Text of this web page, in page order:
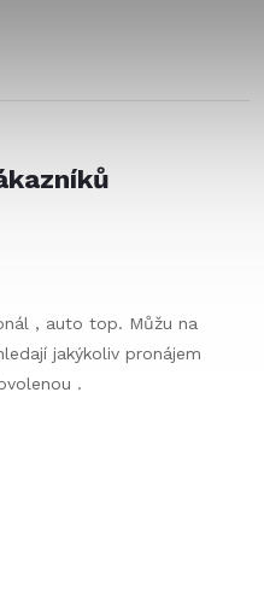
, auto top. Můžu na
jakýkoliv pronájem
.